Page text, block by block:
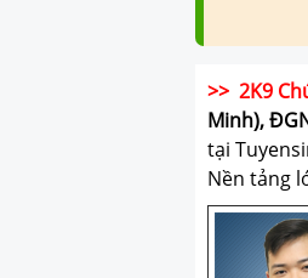
>> 2K9
Minh),
tại
Nền tảng